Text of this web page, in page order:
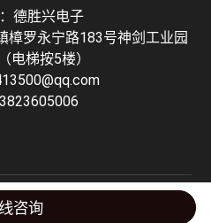
德胜兴电子
樟罗永宁路183号神剑工业园
电梯按5楼）
司 粤ICP备16127298号-1 技术支持：
Tech
咨询